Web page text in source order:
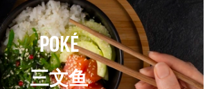
POKÉ
三文鱼